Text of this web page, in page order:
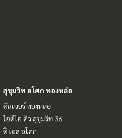
สุขุมวิท อโศก ทองหล่อ
คัลเจอร์ ทองหล่อ
ไอดีโอ คิว สุขุมวิท 36
ดิ เอส อโศก